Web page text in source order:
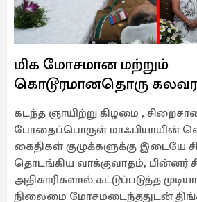
மிக மோசமான மற்றும்
கொடூரமானதொரு
கடந்த ஞாயிற்று கிழமை ,
போதைப்பொருள் மாஃபியாயின்
கைதிகள் குழுக்களுக்கு இடையே
தொடங்கிய வாக்குவாதம், பின்னர்
அதிகாரிகளால் கட்டுப்படுத்த
நிலைமை மோசமடைந்ததுடன்